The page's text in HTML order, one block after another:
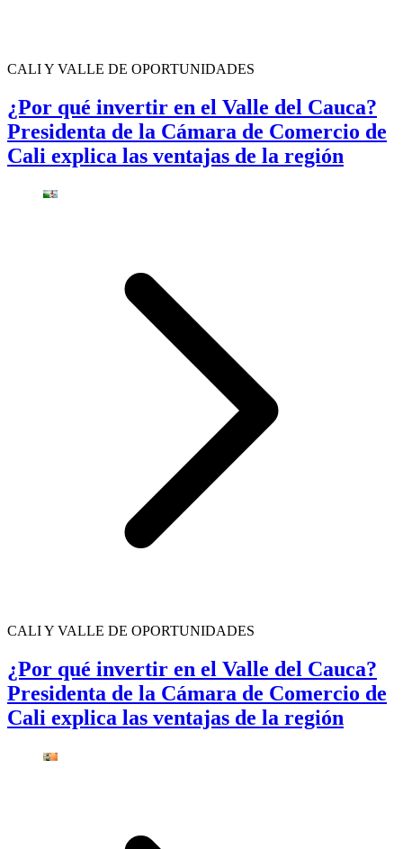
CALI Y VALLE DE OPORTUNIDADES
¿Por qué invertir en el Valle del Cauca?
Presidenta de la Cámara de Comercio de
Cali explica las ventajas de la región
CALI Y VALLE DE OPORTUNIDADES
¿Por qué invertir en el Valle del Cauca?
Presidenta de la Cámara de Comercio de
Cali explica las ventajas de la región